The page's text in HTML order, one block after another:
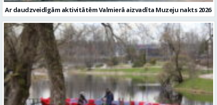
Ar daudzveidīgām aktivitātēm Valmierā aizvadīta Muzeju nakts 2026